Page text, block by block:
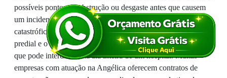
possíveis pontos de obstrução ou desgaste antes que causem
um incidente, é um serviço que evita emergências
catastróficas, o desgaste prematuro de toda a infraestrutura
predial e o stress de ter que lidar com uma obra emergencial
que pode interditar uma ala inteira de um hospital. Muitas
empresas com atuação na Angélica oferecem contratos de